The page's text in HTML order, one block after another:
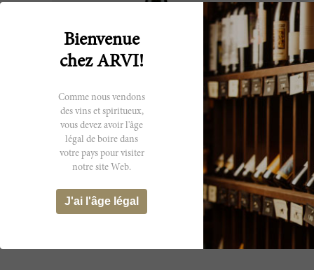
75cl
Châteauneuf du Pape 2000
Château Rayas
Bienvenue
chez ARVI!
Comme nous vendons
des vins et spiritueux,
vous devez avoir l'âge
légal de boire dans
votre pays pour visiter
notre site Web.
J'ai l'âge légal